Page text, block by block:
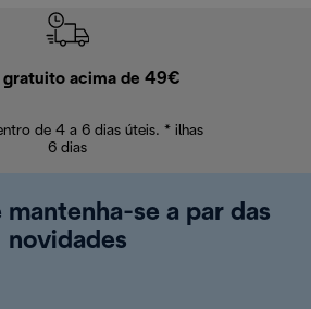
gratuito acima de 49€
de 4 a 6 dias úteis. * ilhas
6 dias
mantenha-se a par das
novidades